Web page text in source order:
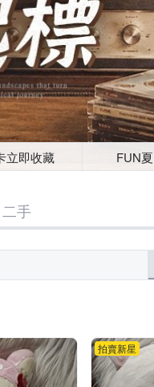
立即收藏 FUN
二手
拍賣新星